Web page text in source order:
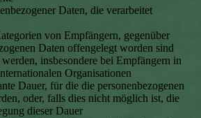
Daten, die verarbeitet
von Empfängern, gegenüber
Daten offengelegt worden sind
insbesondere bei Empfängern in
Organisationen
Dauer, für die die personenbezogenen
oder, falls dies nicht möglich ist, die
dieser Dauer